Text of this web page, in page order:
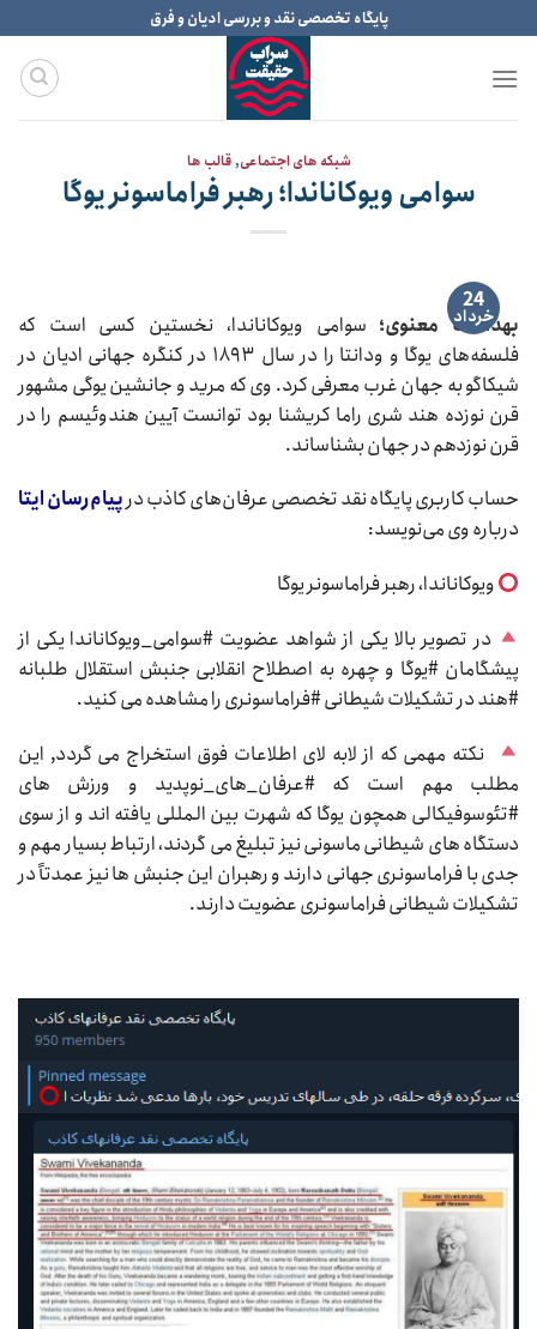
to
content
پایگاه تخصصی نقد و بررسی ادیان و فرق
شبکه های اجتماعی,قالب ها
سوامی ویوکاناندا؛ رهبر فراماسونر یوگا
24
خرداد
بهداشت معنوی؛ سوامی ویوکاناندا، نخستین کسی است که
فلسفه‌های یوگا و ودانتا را در سال ۱۸۹۳ در کنگره جهانی ادیان در
شیکاگو به جهان غرب معرفی کرد. وی که مرید و جانشین یوگی مشهور
قرن نوزده هند شری راما کریشنا بود توانست آیین هندوئیسم را در
قرن نوزدهم در جهان بشناساند.
حساب کاربری پایگاه نقد تخصصی عرفان‎‌های کاذب در
پیام‌رسان ایتا
درباره وی می‌نویسد:
ویوکاناندا، رهبر فراماسونر یوگا
در تصویر بالا یکی از شواهد عضویت #سوامی_ویوکاناندا یکی از
پیشگامان #یوگا و چهره به اصطلاح انقلابی جنبش استقلال طلبانه
#هند در تشکیلات شیطانی #فراماسونری را مشاهده می کنید.
نکته مهمی که از لابه لای اطلاعات فوق استخراج می گردد, این
مطلب مهم است که #عرفان_های_نوپدید و ورزش های
#تئوسوفیکالی همچون یوگا که شهرت بین المللی یافته اند و از سوی
دستگاه های شیطانی ماسونی نیز تبلیغ می گردند، ارتباط بسیار مهم و
جدی با فراماسونری جهانی دارند و رهبران این جنبش ها نیز عمدتاً در
تشکیلات شیطانی فراماسونری عضویت دارند.